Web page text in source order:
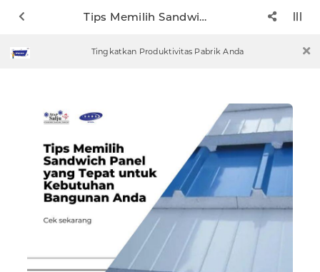
Tips Memilih Sandwich Panel yang Tepat untuk Kebutuhan Bangunan Anda
Tingkatkan Produktivitas Pabrik Anda